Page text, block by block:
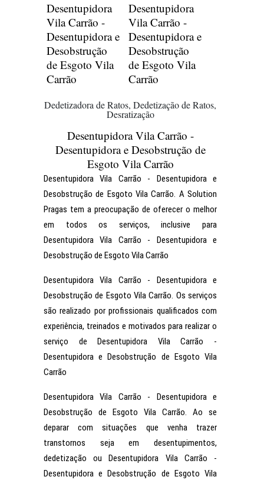
Desentupidora
Vila Carrão -
Desentupidora e
Desobstrução
de Esgoto Vila
Carrão
Desentupidora
Vila Carrão -
Desentupidora e
Desobstrução
de Esgoto Vila
Carrão
Dedetizadora de Ratos, Dedetização de Ratos,
Desratização
Desentupidora Vila Carrão -
Desentupidora e Desobstrução de
Esgoto Vila Carrão
Desentupidora Vila Carrão - Desentupidora e
Desobstrução de Esgoto Vila Carrão. A Solution
Pragas tem a preocupação de oferecer o melhor
em todos os serviços, inclusive para
Desentupidora Vila Carrão - Desentupidora e
Desobstrução de Esgoto Vila Carrão
Desentupidora Vila Carrão - Desentupidora e
Desobstrução de Esgoto Vila Carrão. Os serviços
são realizado por profissionais qualificados com
experiência, treinados e motivados para realizar o
serviço de Desentupidora Vila Carrão -
Desentupidora e Desobstrução de Esgoto Vila
Carrão
Desentupidora Vila Carrão - Desentupidora e
Desobstrução de Esgoto Vila Carrão. Ao se
deparar com situações que venha trazer
transtornos seja em desentupimentos,
dedetização ou Desentupidora Vila Carrão -
Desentupidora e Desobstrução de Esgoto Vila